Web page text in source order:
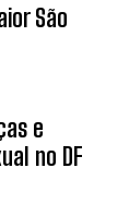
São
e
no DF